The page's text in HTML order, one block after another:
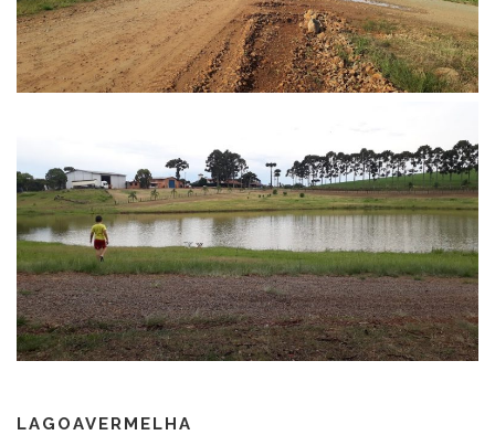
LAGOAVERMELHA